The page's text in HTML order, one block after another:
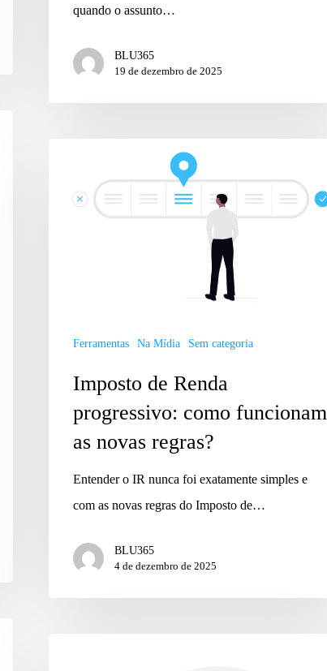
quando o assunto…
BLU365
19 de dezembro de 2025
Ferramentas Na Mídia Sem categoria
Imposto de Renda
progressivo: como funcionam
as novas regras?
Entender o IR nunca foi exatamente simples e
com as novas regras do Imposto de…
BLU365
4 de dezembro de 2025